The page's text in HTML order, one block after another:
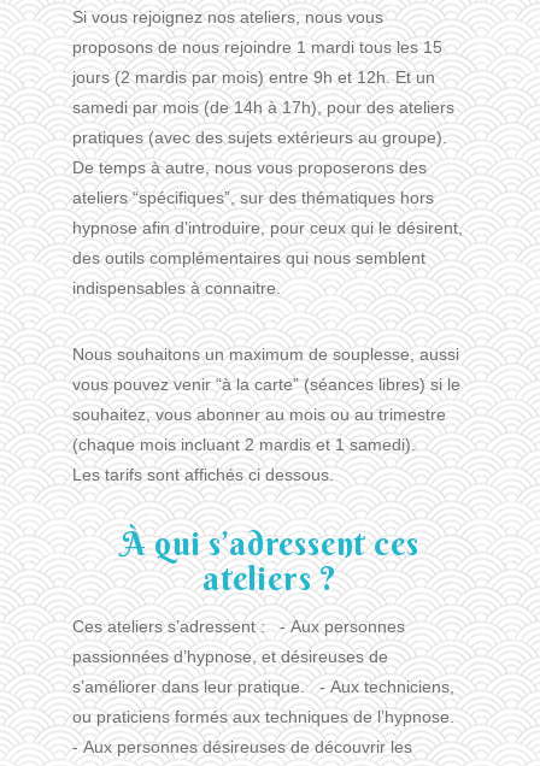
Si vous rejoignez nos ateliers, nous vous
proposons de nous rejoindre 1 mardi tous les 15
jours (2 mardis par mois) entre 9h et 12h. Et un
samedi par mois (de 14h à 17h), pour des ateliers
pratiques (avec des sujets extérieurs au groupe).
De temps à autre, nous vous proposerons des
ateliers “spécifiques”, sur des thématiques hors
hypnose afin d’introduire, pour ceux qui le désirent,
des outils complémentaires qui nous semblent
indispensables à connaitre.
Nous souhaitons un maximum de souplesse, aussi
vous pouvez venir “à la carte” (séances libres) si le
souhaitez, vous abonner au mois ou au trimestre
(chaque mois incluant 2 mardis et 1 samedi).
Les tarifs sont affichés ci dessous.
À qui s’adressent ces
ateliers ?
Ces ateliers s’adressent : - Aux personnes
passionnées d’hypnose, et désireuses de
s’améliorer dans leur pratique. - Aux techniciens,
ou praticiens formés aux techniques de l’hypnose.
- Aux personnes désireuses de découvrir les